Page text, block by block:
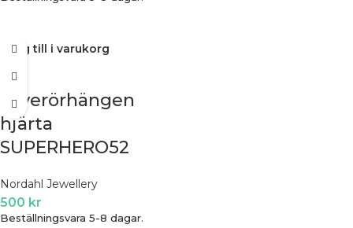
Lägg till i varukorg
Silverörhängen
hjärta
SUPERHERO52
Nordahl Jewellery
500 kr
Beställningsvara 5-8 dagar.